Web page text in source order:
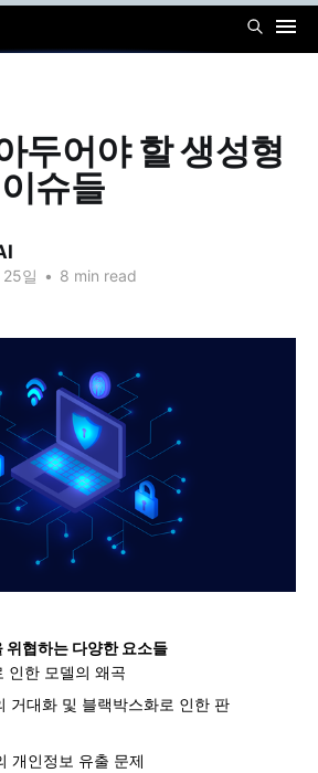
두어야 할 생성형
슈들
일 • 8 min read
위협하는 다양한 요소들
인한 모델의 왜곡
거대화 및 블랙박스화로 인한 판
개인정보 유출 문제